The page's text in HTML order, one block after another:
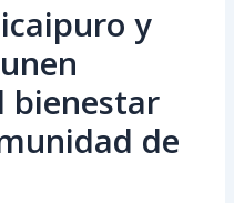
y
bienestar
de